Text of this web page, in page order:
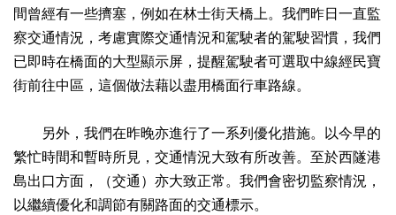
間曾經有一些擠塞，例如在林士街天橋上。我們昨日一直監
察交通情況，考慮實際交通情況和駕駛者的駕駛習慣，我們
已即時在橋面的大型顯示屏，提醒駕駛者可選取中線經民寶
街前往中區，這個做法藉以盡用橋面行車路線。
另外，我們在昨晚亦進行了一系列優化措施。以今早的
繁忙時間和暫時所見，交通情況大致有所改善。至於西隧港
島出口方面，（交通）亦大致正常。我們會密切監察情況，
以繼續優化和調節有關路面的交通標示。